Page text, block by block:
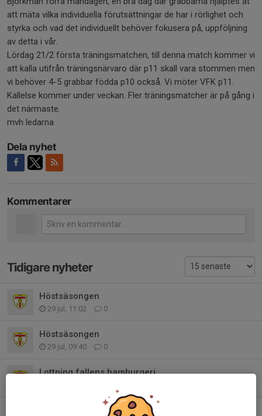
att mäta vilka individuella förutsättningar de har i rörlighet och
styrka och vad det individuellt behöver fokusera på, uppföljning
av detta i vår.
Lördag 21/2 första träningsmatchen, till denna match kommer vi
att kalla utifrån träningsnärvaro där p11 skall vara stommen men
vi behöver 4-5 grabbar födda p10 också. Vi möter VFK p11.
Kallelse kommer under veckan. Fler träningsmatcher är på gång i
det närmaste.
mvh ledarna
Dela nyhet
Kommentarer
Tidigare nyheter
Höstsäsongen
29 jul, 11:02 0
Höstsäsongen
29 jul, 09:40 0
Lottning fallens hamburgeri
Hamburgeri fallensdagar